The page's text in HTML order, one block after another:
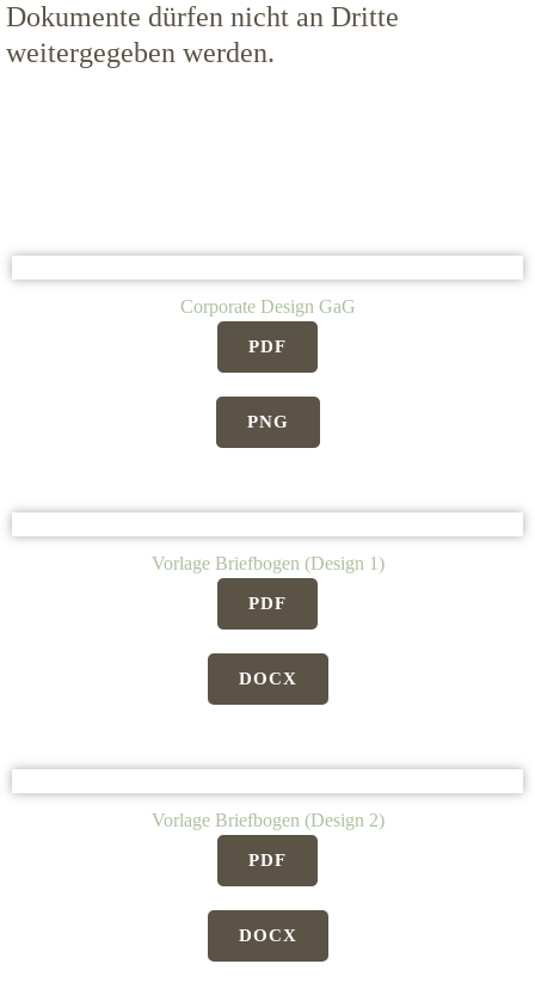
Dokumente dürfen nicht an Dritte
weitergegeben werden.
Corporate Design GaG
PDF
PNG
Vorlage Briefbogen (Design 1)
PDF
DOCX
Vorlage Briefbogen (Design 2)
PDF
DOCX